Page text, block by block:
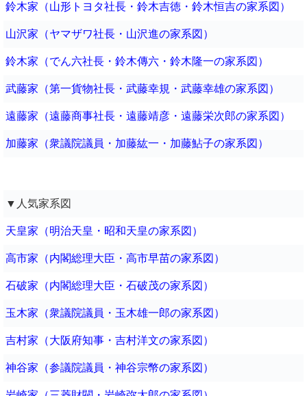
鈴木家（山形トヨタ社長・鈴木吉徳・鈴木恒吉の家系図）
山沢家（ヤマザワ社長・山沢進の家系図）
鈴木家（でん六社長・鈴木傳六・鈴木隆一の家系図）
武藤家（第一貨物社長・武藤幸規・武藤幸雄の家系図）
遠藤家（遠藤商事社長・遠藤靖彦・遠藤栄次郎の家系図）
加藤家（衆議院議員・加藤紘一・加藤鮎子の家系図）
▼人気家系図
天皇家（明治天皇・昭和天皇の家系図）
高市家（内閣総理大臣・高市早苗の家系図）
石破家（内閣総理大臣・石破茂の家系図）
玉木家（衆議院議員・玉木雄一郎の家系図）
吉村家（大阪府知事・吉村洋文の家系図）
神谷家（参議院議員・神谷宗幣の家系図）